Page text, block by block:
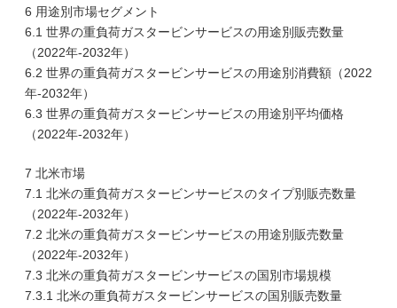
6 用途別市場セグメント
6.1 世界の重負荷ガスタービンサービスの用途別販売数量
（2022年-2032年）
6.2 世界の重負荷ガスタービンサービスの用途別消費額（2022
年-2032年）
6.3 世界の重負荷ガスタービンサービスの用途別平均価格
（2022年-2032年）
7 北米市場
7.1 北米の重負荷ガスタービンサービスのタイプ別販売数量
（2022年-2032年）
7.2 北米の重負荷ガスタービンサービスの用途別販売数量
（2022年-2032年）
7.3 北米の重負荷ガスタービンサービスの国別市場規模
7.3.1 北米の重負荷ガスタービンサービスの国別販売数量